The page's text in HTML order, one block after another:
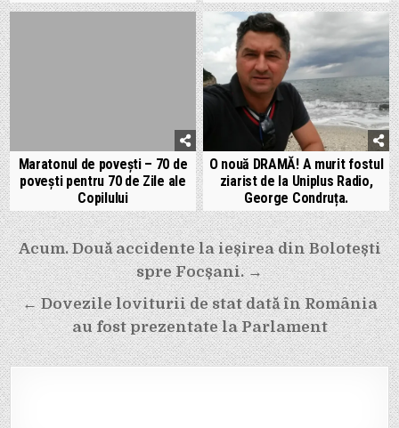
Maratonul de povești – 70 de
povești pentru 70 de Zile ale
Copilului
O nouă DRAMĂ! A murit fostul
ziarist de la Uniplus Radio,
George Condruța.
Navigare
în
articole
Acum. Două accidente la ieșirea din Bolotești
spre Focșani. →
← Dovezile loviturii de stat dată în România
au fost prezentate la Parlament